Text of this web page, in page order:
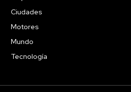
Ciudades
Motores
Mundo
Tecnología